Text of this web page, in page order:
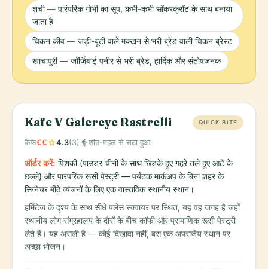
शची — पारंपरिक गोभी का सूप, कभी-कभी सॉकरक्रॉट के साथ बनाया
जाता है
चिकन कीव — जड़ी-बूटी वाले मक्खन से भरी ब्रेड वाली चिकन ब्रेस्ट
खाचापुरी — जॉर्जियाई पनीर से भरी ब्रेड, हार्दिक और संतोषजनक
Kafe V Galereye Rastrelli QUICK BITE
कैफे€€star4.3(3) directions_walk शीत-महल से सटा हुआ
ऑर्डर करें: पिशकी (पाउडर चीनी के साथ छिड़के हुए गहरे तले हुए आटे के
छल्ले) और पारंपरिक रूसी पेस्ट्री — पर्यटक मार्कअप के बिना शहर के
सिग्नेचर मीठे व्यंजनों के लिए एक वास्तविक स्थानीय स्थान।
हर्मिटेज के दृश्य के साथ सीधे पलेस स्क्वायर पर स्थित, यह वह जगह है जहाँ
स्थानीय लोग संग्रहालय के दौरों के बीच कॉफी और प्रामाणिक रूसी पेस्ट्री
लेते हैं। यह असली है — कोई दिखावा नहीं, बस एक अपराजेय स्थान पर
अच्छा भोजन।